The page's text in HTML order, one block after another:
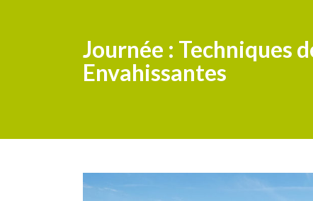
Journée : Techniques
Envahissantes